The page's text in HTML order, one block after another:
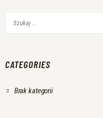
CATEGORIES
Brak kategorii